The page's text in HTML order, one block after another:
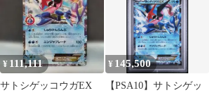
¥ 111,111
サトシゲッコウガEX
¥ 145,500
【PSA10】サトシゲッ